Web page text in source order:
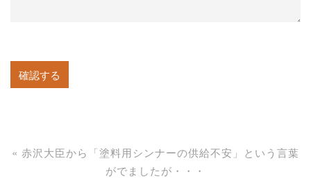
« 赤沢大臣から「塗料用シンナーの供給不安」という言葉
がでましたが・・・